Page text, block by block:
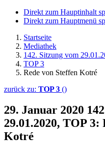
Direkt zum Hauptinhalt
Direkt zum Hauptmenü
Startseite
Mediathek
142. Sitzung vom
TOP 3
Rede von Steffen Kotré
zurück zu: TOP 3 ()
29. Januar 2020
29.01.2020, TOP 3:
Kotré